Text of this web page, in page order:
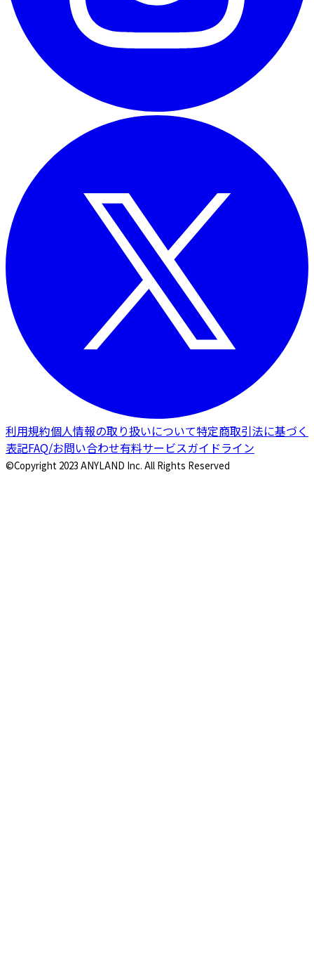
利用規約個人情報の取り扱いについて特定商取引法に基づく
表記FAQ/お問い合わせ有料サービスガイドライン
©Copyright 2023 ANYLAND Inc. All Rights Reserved